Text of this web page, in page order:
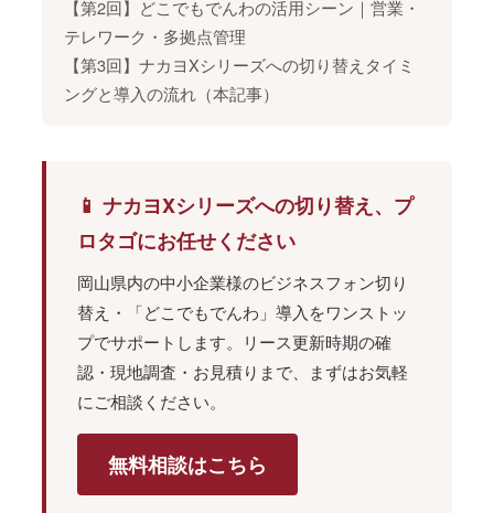
【第2回】どこでもでんわの活用シーン｜営業・
テレワーク・多拠点管理
【第3回】ナカヨXシリーズへの切り替えタイミ
ングと導入の流れ（本記事）
📱 ナカヨXシリーズへの切り替え、プ
ロタゴにお任せください
岡山県内の中小企業様のビジネスフォン切り
替え・「どこでもでんわ」導入をワンストッ
プでサポートします。リース更新時期の確
認・現地調査・お見積りまで、まずはお気軽
にご相談ください。
無料相談はこちら